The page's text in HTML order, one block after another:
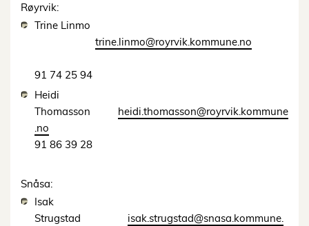
Røyrvik:
Trine Linmo
trine.linmo@royrvik.kommune.no
91 74 25 94
Heidi
Thomasson heidi.thomasson@royrvik.kommune
.no
91 86 39 28
Snåsa:
Isak
Strugstad isak.strugstad@snasa.kommune.